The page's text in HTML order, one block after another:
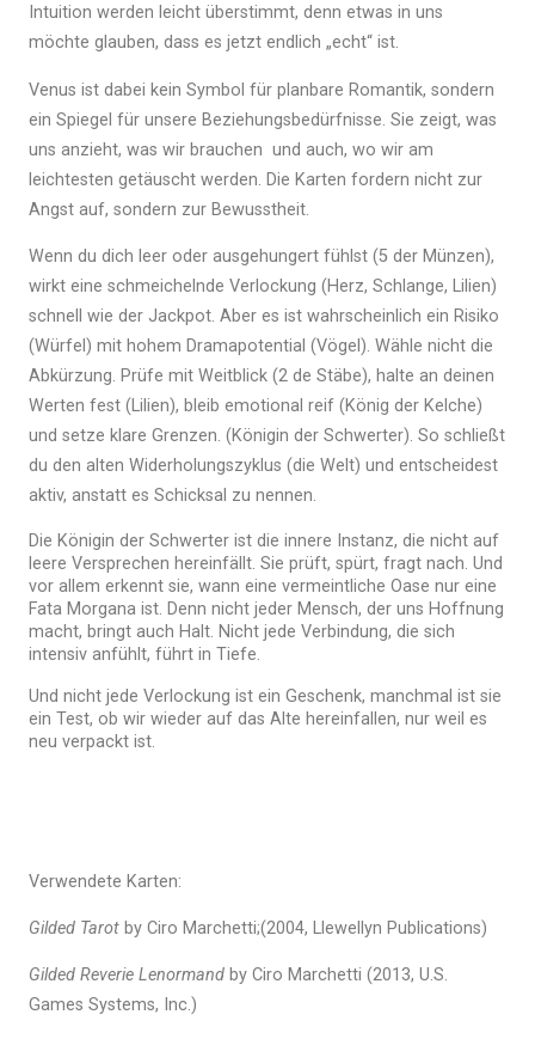
Intuition werden leicht überstimmt, denn etwas in uns
möchte glauben, dass es jetzt endlich „echt“ ist.
Venus ist dabei kein Symbol für planbare Romantik, sondern
ein Spiegel für unsere Beziehungsbedürfnisse. Sie zeigt, was
uns anzieht, was wir brauchen und auch, wo wir am
leichtesten getäuscht werden.Die Karten fordern nicht zur
Angst auf, sondern zur Bewusstheit.
Wenn du dich leer oder ausgehungert fühlst (5 der Münzen),
wirkt eine schmeichelnde Verlockung (Herz, Schlange, Lilien)
schnell wie der Jackpot. Aber es ist wahrscheinlich ein Risiko
(Würfel) mit hohem Dramapotential (Vögel). Wähle nicht die
Abkürzung. Prüfe mit Weitblick (2 de Stäbe), halte an deinen
Werten fest (Lilien), bleib emotional reif (König der Kelche)
und setze klare Grenzen. (Königin der Schwerter). So schließt
du den alten Widerholungszyklus (die Welt) und entscheidest
aktiv, anstatt es Schicksal zu nennen.
Die Königin der Schwerter ist die innere Instanz, die nicht auf
leere Versprechen hereinfällt. Sie prüft, spürt, fragt nach. Und
vor allem erkennt sie, wann eine vermeintliche Oase nur eine
Fata Morgana ist. Denn nicht jeder Mensch, der uns Hoffnung
macht, bringt auch Halt. Nicht jede Verbindung, die sich
intensiv anfühlt, führt in Tiefe.
Und nicht jede Verlockung ist ein Geschenk, manchmal ist sie
ein Test, ob wir wieder auf das Alte hereinfallen, nur weil es
neu verpackt ist.
Verwendete Karten:
Gilded Tarot by Ciro Marchetti;(2004, Llewellyn Publications)
Gilded Reverie Lenormand by Ciro Marchetti (2013, U.S.
Games Systems, Inc.)